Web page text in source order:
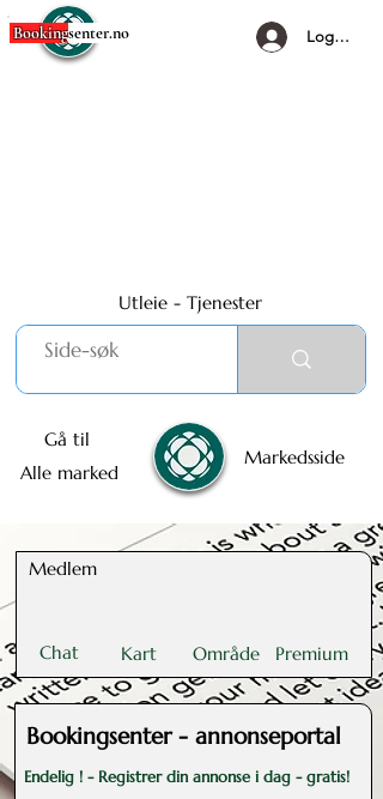
Bookingsenter.no Logg Inn
Utleie - Tjenester
Gå til
Alle marked
Markedsside
Medlem
Chat Kart Område Premium
Bookingsenter - annonseportal
Endelig ! - Registrer din annonse i dag - gratis!